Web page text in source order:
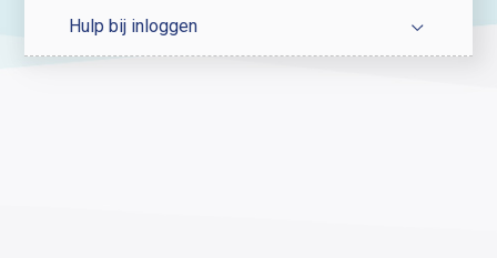
Hulp bij inloggen